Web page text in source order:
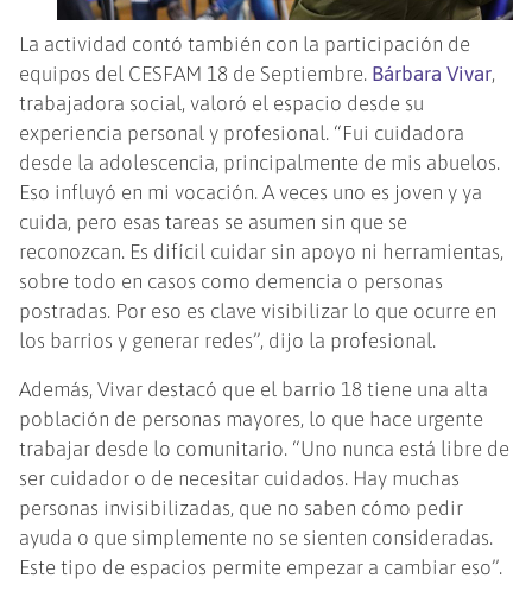
La actividad contó también con la participación de
equipos del CESFAM 18 de Septiembre. Bárbara Vivar,
trabajadora social, valoró el espacio desde su
experiencia personal y profesional. “Fui cuidadora
desde la adolescencia, principalmente de mis abuelos.
Eso influyó en mi vocación. A veces uno es joven y ya
cuida, pero esas tareas se asumen sin que se
reconozcan. Es difícil cuidar sin apoyo ni herramientas,
sobre todo en casos como demencia o personas
postradas. Por eso es clave visibilizar lo que ocurre en
los barrios y generar redes”, dijo la profesional.
Además, Vivar destacó que el barrio 18 tiene una alta
población de personas mayores, lo que hace urgente
trabajar desde lo comunitario. “Uno nunca está libre de
ser cuidador o de necesitar cuidados. Hay muchas
personas invisibilizadas, que no saben cómo pedir
ayuda o que simplemente no se sienten consideradas.
Este tipo de espacios permite empezar a cambiar eso”.